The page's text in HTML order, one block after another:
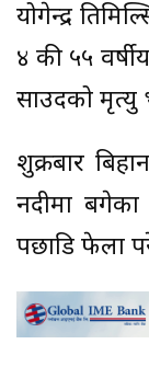
योगेन्द्र
४ की ५५
साउदको मृत्यु
शुक्रबार
नदीमा
पछाडि फेला